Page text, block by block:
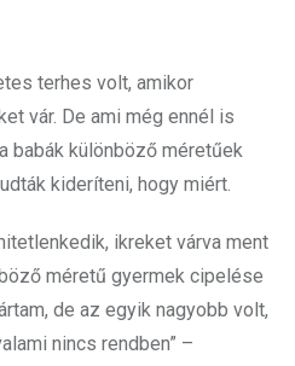
terhes volt, amikor
vár. De ami még ennél is
babák különböző méretűek
kideríteni, hogy miért.
ikreket várva ment
méretű gyermek cipelése
de az egyik nagyobb volt,
nincs rendben” –